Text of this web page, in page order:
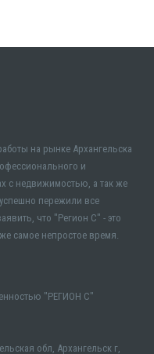
на рынке Архангельска
и
с недвижимостью, а так же
пережили все
что "Регион С" - это
самое непростое время.
"РЕГИОН С"
обл, Архангельск г,